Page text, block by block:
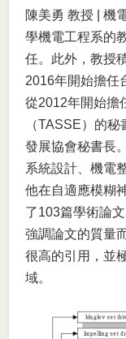
陳美勇 教授 | 機
學機電工程系的
任。此外，教授
2016年開始擔任
從2012年開始擔
（TASSE）的
發展協會秘書長
系統設計、機電
他在自適應模糊
了103篇學術論
強調論文的質量
很高的引用，並
域。